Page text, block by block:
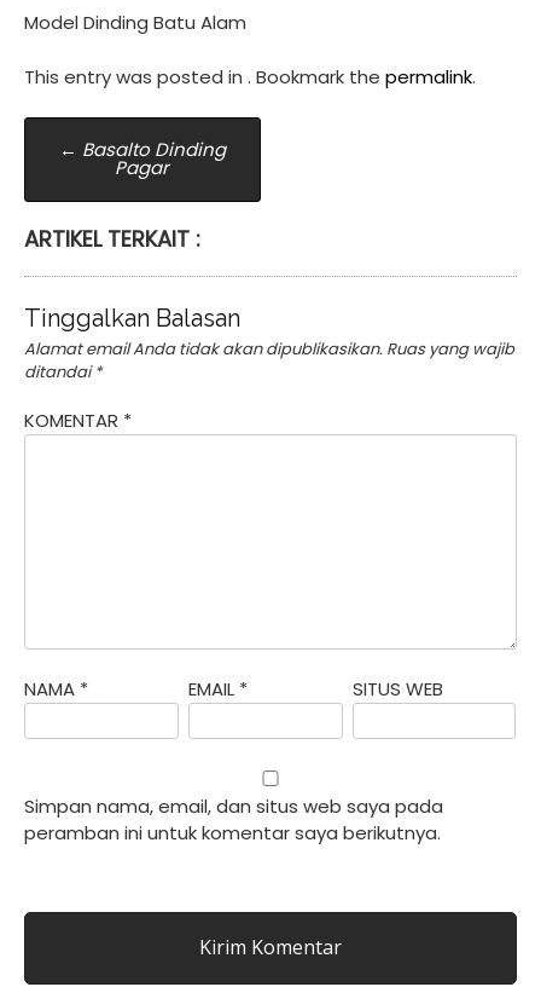
Model Dinding Batu Alam
This entry was posted in . Bookmark the permalink.
Post
navigation
← Basalto Dinding
Pagar
ARTIKEL TERKAIT :
Tinggalkan Balasan
Alamat email Anda tidak akan dipublikasikan. Ruas yang wajib
ditandai*
KOMENTAR *
NAMA * EMAIL * SITUS WEB
Simpan nama, email, dan situs web saya pada
peramban ini untuk komentar saya berikutnya.